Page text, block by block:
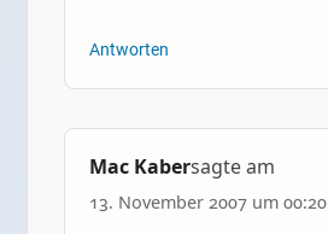
Antworten
Mac Kabersagte am
13. November 2007 um 00:20